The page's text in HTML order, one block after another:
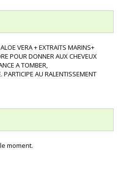
VERA + EXTRAITS MARINS+
POUR DONNER AUX CHEVEUX
A TOMBER,
AU RALENTISSEMENT
moment.